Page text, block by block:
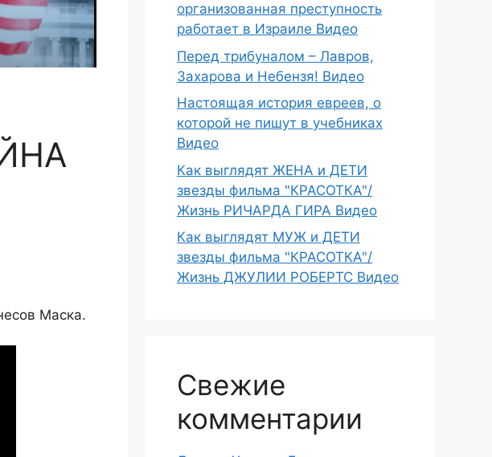
Маска.
организованная преступность
работает в Израиле Видео
Перед трибуналом – Лавров,
Захарова и Небензя! Видео
Настоящая история евреев, о
которой не пишут в учебниках
Видео
Как выглядят ЖЕНА и ДЕТИ
звезды фильма "КРАСОТКА"/
Жизнь РИЧАРДА ГИРА Видео
Как выглядят МУЖ и ДЕТИ
звезды фильма "КРАСОТКА"/
Жизнь ДЖУЛИИ РОБЕРТС Видео
Свежие
комментарии